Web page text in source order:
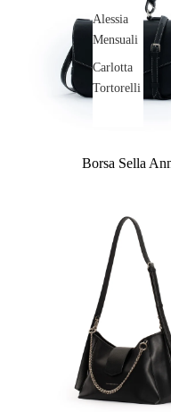
Alessia
Mensuali
Carlotta
Tortorelli
Borsa Sella